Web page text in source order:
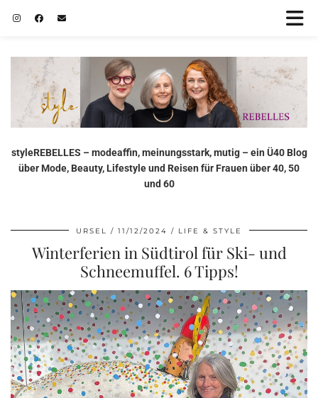
styleREBELLES – modeaffin, meinungsstark, mutig – ein Ü40 Blog
über Mode, Beauty, Lifestyle und Reisen für Frauen über 40, 50
und 60
URSEL 11/12/2024 LIFE & STYLE
Winterferien in Südtirol für Ski- und
Schneemuffel. 6 Tipps!